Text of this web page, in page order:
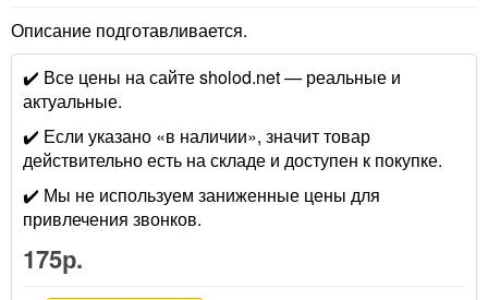
Описание подготавливается.
✔️ Все цены на сайте sholod.net — реальные и
актуальные.
✔️ Если указано «в наличии», значит товар
действительно есть на складе и доступен к покупке.
✔️ Мы не используем заниженные цены для
привлечения звонков.
175р.